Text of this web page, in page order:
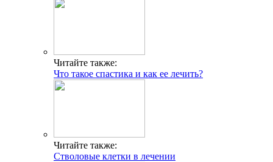
Читайте также:
Что такое спастика и как ее лечить?
Читайте также:
Стволовые клетки в лечении